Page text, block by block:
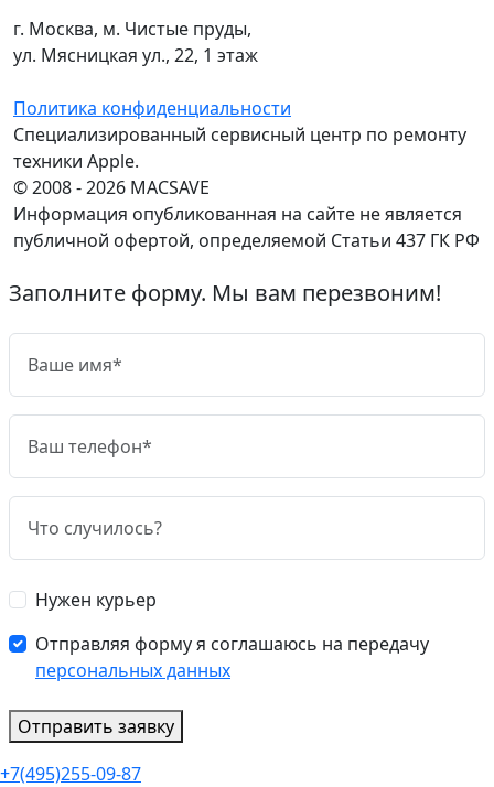
г. Москва, м. Чистые пруды,
ул. Мясницкая ул., 22, 1 этаж
Политика конфиденциальности
Специализированный сервисный центр по ремонту
техники Apple.
© 2008 - 2026 MACSAVE
Информация опубликованная на сайте не является
публичной офертой, определяемой Статьи 437 ГК РФ
Заполните форму. Мы вам перезвоним!
Нужен курьер
Отправляя форму я соглашаюсь на передачу
персональных данных
Отправить заявку
+7(495)255-09-87